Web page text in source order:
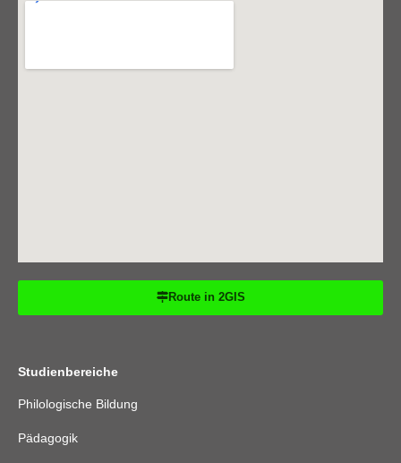
Route in 2GIS
Studienbereiche
Philologische Bildung
Pädagogik